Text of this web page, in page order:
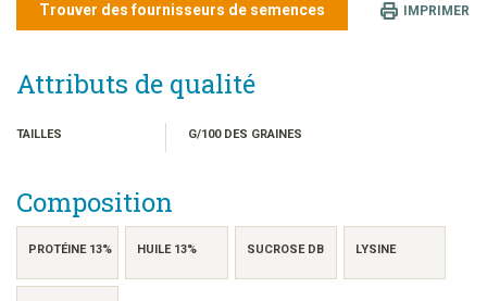
TIẾNG VIỆT
Trouver des fournisseurs de semences IMPRIMER
Attributs de qualité
TAILLES G/100 DES GRAINES
Composition
PROTÉINE 13% HUILE 13% SUCROSE DB LYSINE